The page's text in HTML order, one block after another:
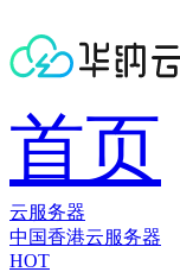
首页
云服务器
中国香港云服务器
HOT